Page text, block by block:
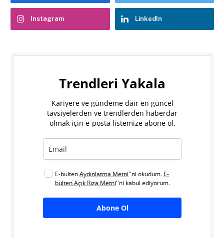
Instagram LinkedIn
Trendleri Yakala
Kariyere ve gündeme dair en güncel
tavsiyelerden ve trendlerden haberdar
olmak için e-posta listemize abone ol.
E-bültenAydınlatma Metni''ni okudum. E-
bülten Açık Rıza Metni''ni kabul ediyorum.
Abone Ol